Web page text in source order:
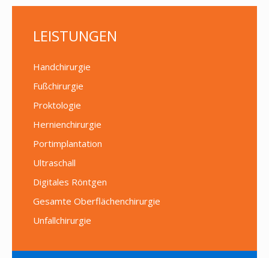
LEISTUNGEN
Handchirurgie
Fußchirurgie
Proktologie
Hernienchirurgie
Portimplantation
Ultraschall
Digitales Röntgen
Gesamte Oberflächenchirurgie
Unfallchirurgie